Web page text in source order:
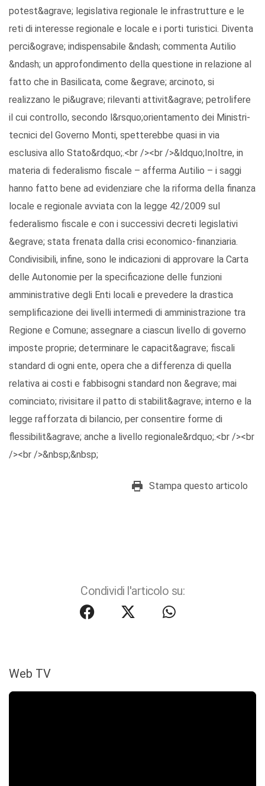
potest&agrave; legislativa regionale le infrastrutture e le
reti di interesse regionale e locale e i porti turistici. Diventa
perci&ograve; indispensabile &ndash; commenta Autilio
&ndash; un approfondimento della questione in relazione al
fatto che in Basilicata, come &egrave; arcinoto, si
realizzano le pi&ugrave; rilevanti attivit&agrave; petrolifere
il cui controllo, secondo l&rsquo;orientamento dei Ministri-
tecnici del Governo Monti, spetterebbe quasi in via
esclusiva allo Stato&rdquo;.<br /><br />&ldquo;Inoltre, in
materia di federalismo fiscale – afferma Autilio – i saggi
hanno fatto bene ad evidenziare che la riforma della finanza
locale e regionale avviata con la legge 42/2009 sul
federalismo fiscale e con i successivi decreti legislativi
&egrave; stata frenata dalla crisi economico-finanziaria.
Condivisibili, infine, sono le indicazioni di approvare la Carta
delle Autonomie per la specificazione delle funzioni
amministrative degli Enti locali e prevedere la drastica
semplificazione dei livelli intermedi di amministrazione tra
Regione e Comune; assegnare a ciascun livello di governo
imposte proprie; determinare le capacit&agrave; fiscali
standard di ogni ente, opera che a differenza di quella
relativa ai costi e fabbisogni standard non &egrave; mai
cominciato; rivisitare il patto di stabilit&agrave; interno e la
legge rafforzata di bilancio, per consentire forme di
flessibilit&agrave; anche a livello regionale&rdquo;.<br /><br
/><br />&nbsp;&nbsp;
Stampa questo articolo
Condividi l'articolo su:
Web TV